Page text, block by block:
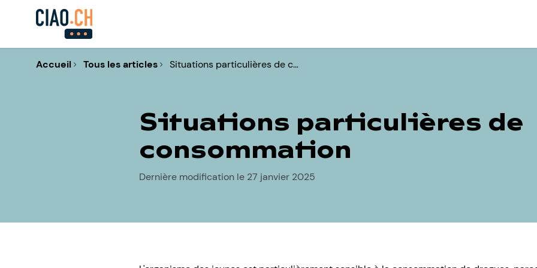
Accueil Tous les articles Situations particulières de c…
Situations particulières de
consommation
Dernière modification le 27 janvier 2025